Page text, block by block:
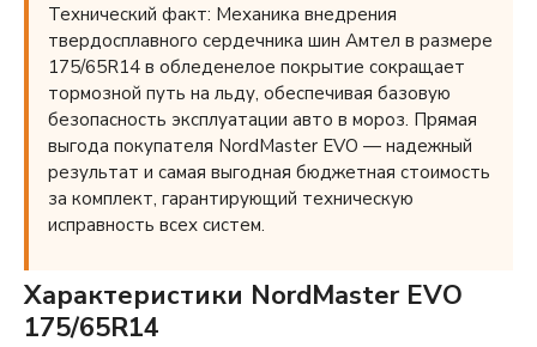
Технический факт: Механика внедрения
твердосплавного сердечника шин Амтел в размере
175/65R14 в обледенелое покрытие сокращает
тормозной путь на льду, обеспечивая базовую
безопасность эксплуатации авто в мороз. Прямая
выгода покупателя NordMaster EVO — надежный
результат и самая выгодная бюджетная стоимость
за комплект, гарантирующий техническую
исправность всех систем.
Характеристики NordMaster EVO
175/65R14